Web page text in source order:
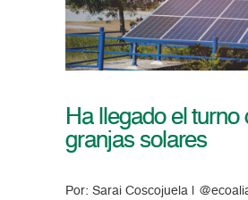
Ha llegado el turno
granjas solares
Por: Sarai Coscojuela |